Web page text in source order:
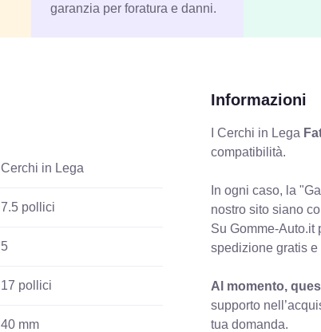
garanzia per foratura e danni.
Cerchi in Lega
7.5 pollici
5
17 pollici
40 mm
Informazioni
I Cerchi in Lega
compatibilità.
In ogni caso, la
nostro sito siano
Su Gomme-Auto.it
spedizione gratis
Al momento,
supporto
tua domanda.